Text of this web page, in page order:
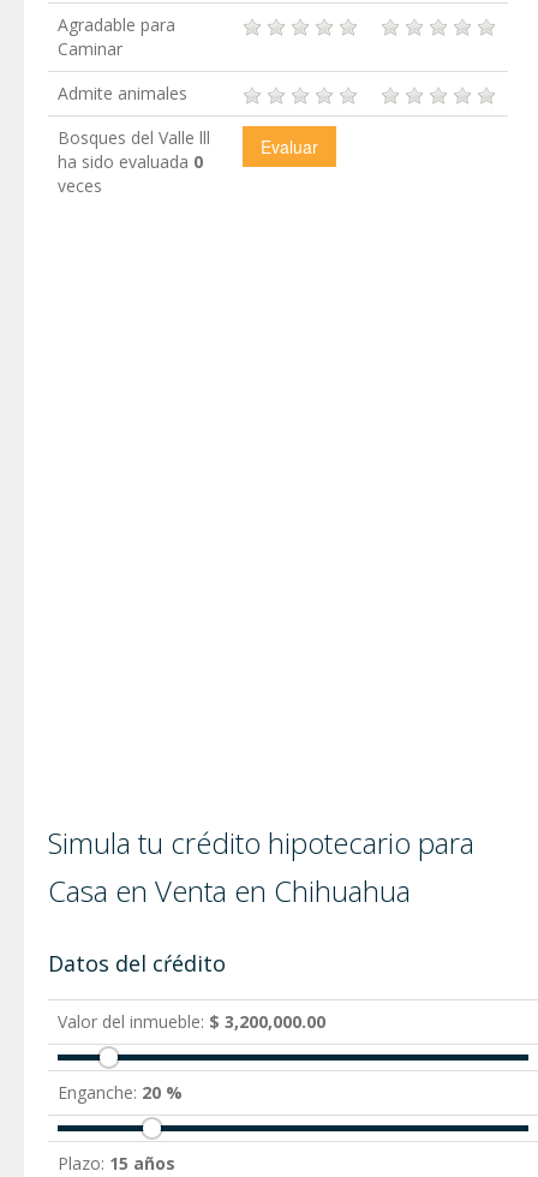
Agradable para
Caminar
Admite animales
Bosques del Valle lll
ha sido evaluada 0
veces
Simula tu crédito hipotecario para
Casa en Venta en Chihuahua
Datos del cŕédito
Valor del inmueble: $ 3,200,000.00
Enganche: 20 %
Plazo: 15 años